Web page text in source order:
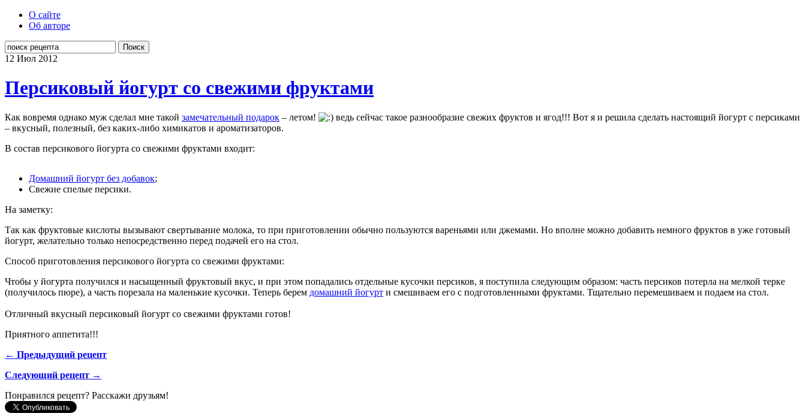
О сайте
Об авторе
Поиск
12 Июл 2012
Персиковый йогурт со свежими фруктами
Как вовремя однако муж сделал мне такой замечательный подарок – летом!
ведь сейчас такое разнообразие свежих фруктов и ягод!!! Вот я и решила сделать настоящий йогурт с персиками
– вкусный, полезный, без каких-либо химикатов и ароматизаторов.
В состав персикового йогурта со свежими фруктами входит:
Домашний йогурт без добавок;
Свежие спелые персики.
На заметку:
Так как фруктовые кислоты вызывают свертывание молока, то при приготовлении обычно пользуются вареньями или джемами. Но вполне можно добавить немного фруктов в уже готовый
йогурт, желательно только непосредственно перед подачей его на стол.
Способ приготовления персикового йогурта со свежими фруктами:
Чтобы у йогурта получился и насыщенный фруктовый вкус, и при этом попадались отдельные кусочки персиков, я поступила следующим образом: часть персиков потерла на мелкой терке
(получилось пюре), а часть порезала на маленькие кусочки. Теперь берем домашний йогурт и смешиваем его с подготовленными фруктами. Тщательно перемешиваем и подаем на стол.
Отличный вкусный персиковый йогурт со свежими фруктами готов!
Приятного аппетита!!!
← Предыдущий рецепт
Следующий рецепт →
Понравился рецепт? Расскажи друзьям!